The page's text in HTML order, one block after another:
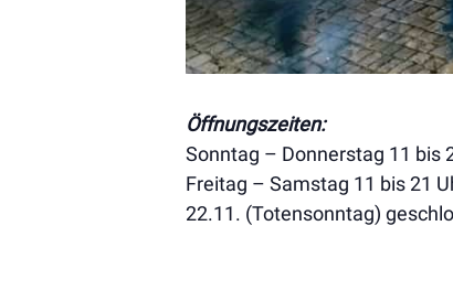
Öffnungszeiten:
Sonntag – Donnerstag 11 bis
Freitag – Samstag 11 bis 21
22.11. (Totensonntag)